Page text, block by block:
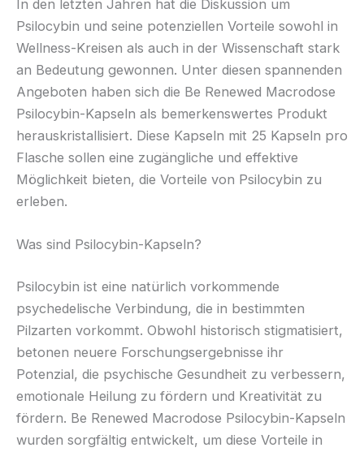
In den letzten Jahren hat die Diskussion um
Psilocybin und seine potenziellen Vorteile sowohl in
Wellness-Kreisen als auch in der Wissenschaft stark
an Bedeutung gewonnen. Unter diesen spannenden
Angeboten haben sich die Be Renewed Macrodose
Psilocybin-Kapseln als bemerkenswertes Produkt
herauskristallisiert. Diese Kapseln mit 25 Kapseln pro
Flasche sollen eine zugängliche und effektive
Möglichkeit bieten, die Vorteile von Psilocybin zu
erleben.
Was sind Psilocybin-Kapseln?
Psilocybin ist eine natürlich vorkommende
psychedelische Verbindung, die in bestimmten
Pilzarten vorkommt. Obwohl historisch stigmatisiert,
betonen neuere Forschungsergebnisse ihr
Potenzial, die psychische Gesundheit zu verbessern,
emotionale Heilung zu fördern und Kreativität zu
fördern. Be Renewed Macrodose Psilocybin-Kapseln
wurden sorgfältig entwickelt, um diese Vorteile in